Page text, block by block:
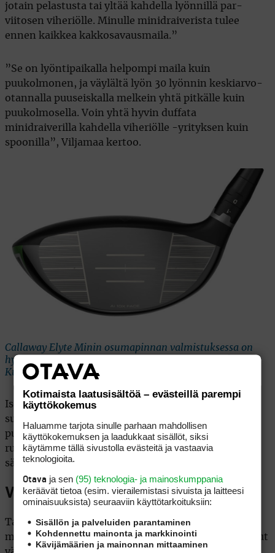
jotain pelastusta tai yltää kahdella lyönnillä par-
viitosen viheriölle. Minulle minidraiverista tulee
ennen kaikkea kakkosavausmaila.”
”Se on lyöntipaikalla helpompi maila kuin
puukolmonen, ja väylältä lyön 30 lyönnin keskiarvo-
otannalla puuseiskalla melkein yhtä pitkälle kuin
puukolmosella. Voin yhtä hyvin duffata
minidraiverilla kahdella viheriölle -yrityksen kuin
spoonilla”, Viljamaa kertoo.
Callaway Elyte Minin osumapinnan valmistuksessa on
hyödynnetty sarjan muiden draiveriden tavoin tekoälyä.
Kuva: Callaway Golf
Isompilapaisena mailana minidraiveri sallii
suuremman virhemarginaalin osumassa kuin
puukolmonen. Lavan koko ei välttämättä herätä
ruoholla kaikkien luottamusta, mutta nostokulmaa
säätämällä pallon saa helpommin ilmaan.
Väyläominaisuuksia parannettu
TaylorMade esitteli ensimmäisen kerran
minidraiverin vuonna 2010. Se ei kuitenkaan toiminut
Kotimaista laatusisältöä – evästeillä parempi
käyttökokemus
Haluamme tarjota sinulle parhaan mahdollisen
käyttökokemuksen ja laadukkaat sisällöt, siksi
käytämme tällä sivustolla evästeitä ja vastaavia
teknologioita.
Otava ja sen (95) teknologia- ja mainoskumppania
keräävät tietoa (esim. vierailemis­tasi sivuista ja laitteesi
ominaisuuk­sista) seuraaviin käyttötarkoituksiin:
Sisällön ja palveluiden parantaminen
Kohdennettu mainonta ja markkinointi
Kävijämäärien ja mainonnan mittaaminen